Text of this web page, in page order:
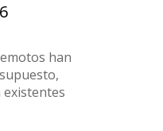
han
existentes